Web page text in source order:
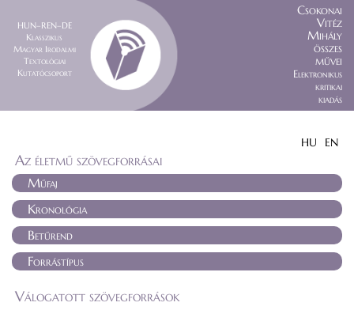
HUN–REN–DE
Klasszikus
Magyar Irodalmi
Textológiai
Kutatócsoport
Csokonai
Vitéz
Mihály
összes
művei
Elektronikus
kritikai
kiadás
HU EN
Az életmű szövegforrásai
Műfaj
Kronológia
Betűrend
Forrástípus
Válogatott szövegforrások